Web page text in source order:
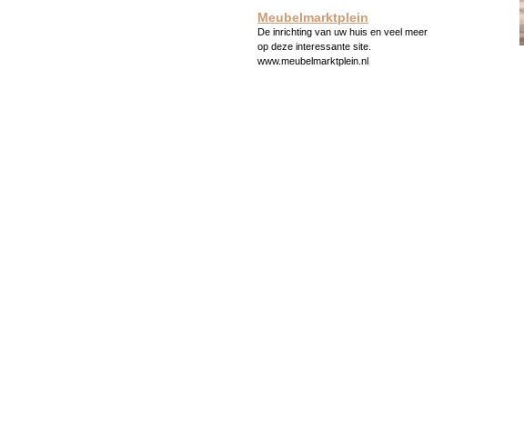
Meubelmarktplein
De inrichting van uw huis en veel meer
op deze interessante site.
www.meubelmarktplein.nl